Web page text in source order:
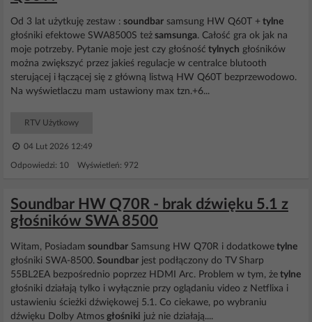
Od 3 lat użytkuję zestaw : soundbar samsung HW Q60T + tylne
głośniki efektowe SWA8500S też samsunga. Całość gra ok jak na
moje potrzeby. Pytanie moje jest czy głośność tylnych głośników
można zwiększyć przez jakieś regulacje w centralce blutooth
sterującej i łączącej się z główną listwą HW Q60T bezprzewodowo.
Na wyświetlaczu mam ustawiony max tzn.+6...
RTV Użytkowy
04 Lut 2026 12:49
Odpowiedzi: 10 Wyświetleń: 972
Soundbar HW Q70R - brak dźwięku 5.1 z
głośników SWA 8500
Witam, Posiadam soundbar Samsung HW Q70R i dodatkowe tylne
głośniki SWA-8500. Soundbar jest podłączony do TV Sharp
55BL2EA bezpośrednio poprzez HDMI Arc. Problem w tym, że tylne
głośniki działają tylko i wyłącznie przy oglądaniu video z Netflixa i
ustawieniu ścieżki dźwiękowej 5.1. Co ciekawe, po wybraniu
dźwięku Dolby Atmos głośniki już nie działają....